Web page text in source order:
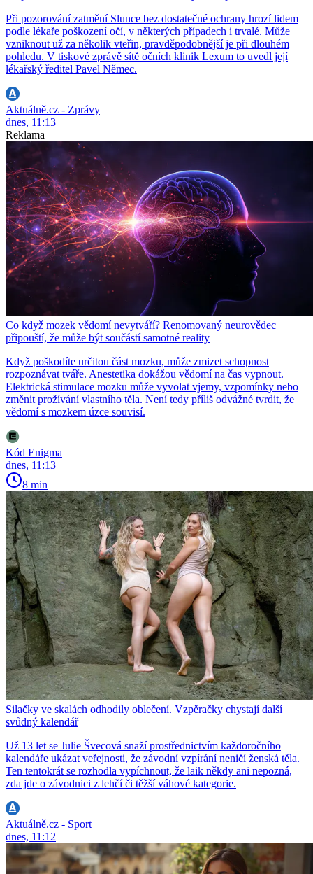
Při pozorování zatmění Slunce bez dostatečné ochrany hrozí lidem
podle lékaře poškození očí, v některých případech i trvalé. Může
vzniknout už za několik vteřin, pravděpodobnější je při dlouhém
pohledu. V tiskové zprávě sítě očních klinik Lexum to uvedl její
lékařský ředitel Pavel Němec.
Aktuálně.cz - Zprávy
dnes, 11:13
Reklama
Co když mozek vědomí nevytváří? Renomovaný neurovědec
připouští, že může být součástí samotné reality
Když poškodíte určitou část mozku, může zmizet schopnost
rozpoznávat tváře. Anestetika dokážou vědomí na čas vypnout.
Elektrická stimulace mozku může vyvolat vjemy, vzpomínky nebo
změnit prožívání vlastního těla. Není tedy příliš odvážné tvrdit, že
vědomí s mozkem úzce souvisí.
Kód Enigma
dnes, 11:13
8 min
Silačky ve skalách odhodily oblečení. Vzpěračky chystají další
svůdný kalendář
Už 13 let se Julie Švecová snaží prostřednictvím každoročního
kalendáře ukázat veřejnosti, že závodní vzpírání neničí ženská těla.
Ten tentokrát se rozhodla vypíchnout, že laik někdy ani nepozná,
zda jde o závodnici z lehčí či těžší váhové kategorie.
Aktuálně.cz - Sport
dnes, 11:12